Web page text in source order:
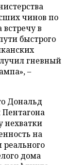
чинов по
в
быстрого
гневный
–
Дональд
Пентагона
нехватки
на
реального
дома